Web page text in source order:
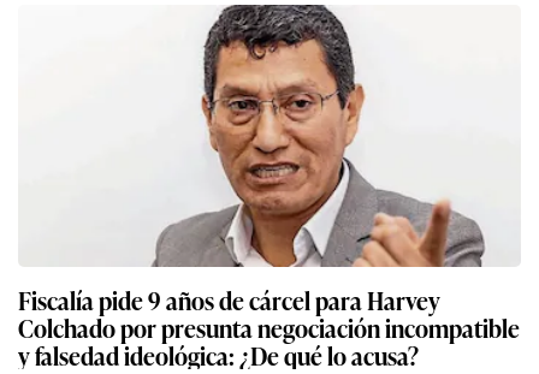
Fiscalía pide 9 años de cárcel para Harvey
Colchado por presunta negociación incompatible
y falsedad ideológica: ¿De qué lo acusa?